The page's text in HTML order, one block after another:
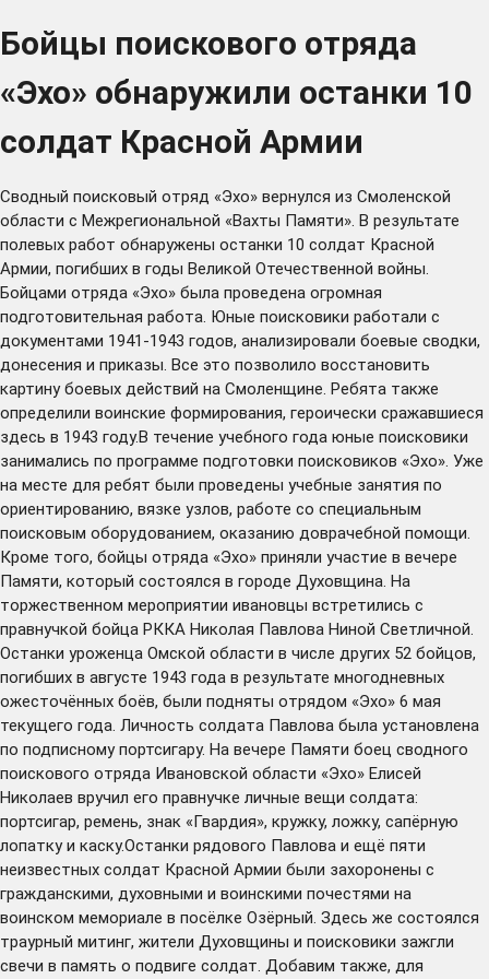
Бойцы поискового отряда
«Эхо» обнаружили останки 10
солдат Красной Армии
Сводный поисковый отряд «Эхо» вернулся из Смоленской
области с Межрегиональной «Вахты Памяти». В результате
полевых работ обнаружены останки 10 солдат Красной
Армии, погибших в годы Великой Отечественной войны.
Бойцами отряда «Эхо» была проведена огромная
подготовительная работа. Юные поисковики работали с
документами 1941-1943 годов, анализировали боевые сводки,
донесения и приказы. Все это позволило восстановить
картину боевых действий на Смоленщине. Ребята также
определили воинские формирования, героически сражавшиеся
здесь в 1943 году.В течение учебного года юные поисковики
занимались по программе подготовки поисковиков «Эхо». Уже
на месте для ребят были проведены учебные занятия по
ориентированию, вязке узлов, работе со специальным
поисковым оборудованием, оказанию доврачебной помощи.
Кроме того, бойцы отряда «Эхо» приняли участие в вечере
Памяти, который состоялся в городе Духовщина. На
торжественном мероприятии ивановцы встретились с
правнучкой бойца РККА Николая Павлова Ниной Светличной.
Останки уроженца Омской области в числе других 52 бойцов,
погибших в августе 1943 года в результате многодневных
ожесточённых боёв, были подняты отрядом «Эхо» 6 мая
текущего года. Личность солдата Павлова была установлена
по подписному портсигару. На вечере Памяти боец сводного
поискового отряда Ивановской области «Эхо» Елисей
Николаев вручил его правнучке личные вещи солдата:
портсигар, ремень, знак «Гвардия», кружку, ложку, сапёрную
лопатку и каску.Останки рядового Павлова и ещё пяти
неизвестных солдат Красной Армии были захоронены с
гражданскими, духовными и воинскими почестями на
воинском мемориале в посёлке Озёрный. Здесь же состоялся
траурный митинг, жители Духовщины и поисковики зажгли
свечи в память о подвиге солдат. Добавим также, для